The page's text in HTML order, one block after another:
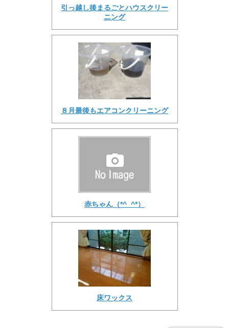
引っ越し後まるごとハウスクリー
ニング
８月最後もエアコンクリーニング
赤ちゃん（*^_^*）
床ワックス